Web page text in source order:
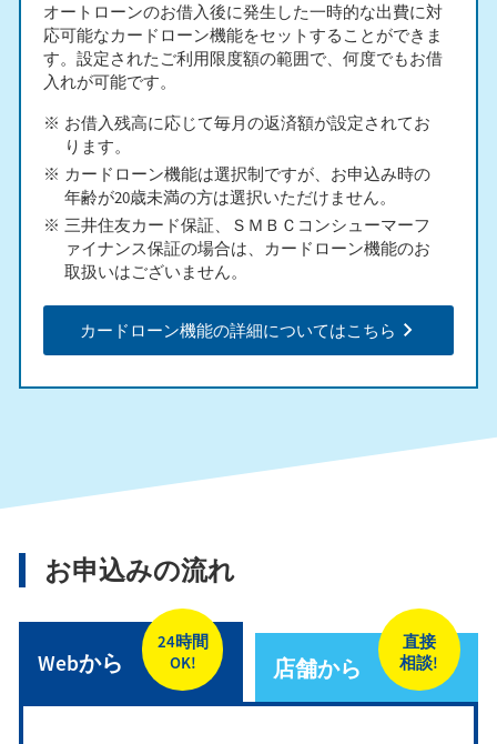
オートローンのお借入後に発生した一時的な出費に対
応可能なカードローン機能をセットすることができま
す。設定されたご利用限度額の範囲で、何度でもお借
入れが可能です。
お借入残高に応じて毎月の返済額が設定されてお
ります。
カードローン機能は選択制ですが、お申込み時の
年齢が20歳未満の方は選択いただけません。
三井住友カード保証、ＳＭＢＣコンシューマーフ
ァイナンス保証の場合は、カードローン機能のお
取扱いはございません。
カードローン機能の詳細についてはこちら
お申込みの流れ
Webから
24時間
OK!
店舗から
直接
相談!